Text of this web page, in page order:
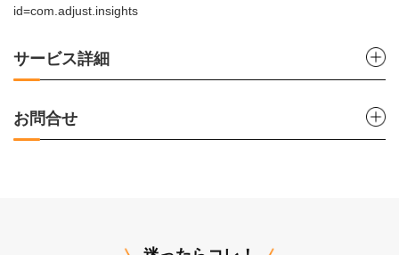
id=com.adjust.insights
サービス詳細
お問合せ